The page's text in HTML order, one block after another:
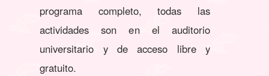
programa completo, todas las
actividades son en el auditorio
universitario y de acceso libre y
gratuito.